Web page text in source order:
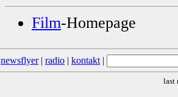
Film-Homepage
newsflyer| radio | kontakt |
last